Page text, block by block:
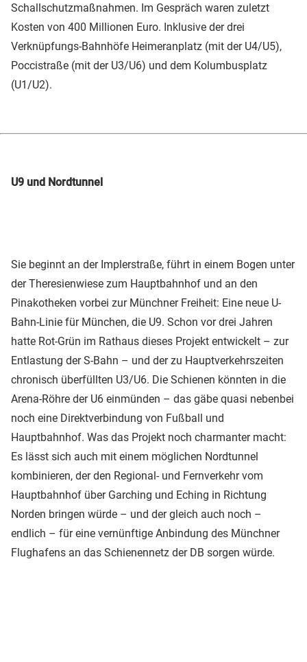
Schallschutzmaßnahmen. Im Gespräch waren zuletzt
Kosten von 400 Millionen Euro. Inklusive der drei
Verknüpfungs-Bahnhöfe Heimeranplatz (mit der U4/U5),
Poccistraße (mit der U3/U6) und dem Kolumbusplatz
(U1/U2).
U9 und Nordtunnel
Sie beginnt an der Implerstraße, führt in einem Bogen unter
der Theresienwiese zum Hauptbahnhof und an den
Pinakotheken vorbei zur Münchner Freiheit: Eine neue U-
Bahn-Linie für München, die U9. Schon vor drei Jahren
hatte Rot-Grün im Rathaus dieses Projekt entwickelt – zur
Entlastung der S-Bahn – und der zu Hauptverkehrszeiten
chronisch überfüllten U3/U6. Die Schienen könnten in die
Arena-Röhre der U6 einmünden – das gäbe quasi nebenbei
noch eine Direktverbindung von Fußball und
Hauptbahnhof. Was das Projekt noch charmanter macht:
Es lässt sich auch mit einem möglichen Nordtunnel
kombinieren, der den Regional- und Fernverkehr vom
Hauptbahnhof über Garching und Eching in Richtung
Norden bringen würde – und der gleich auch noch –
endlich – für eine vernünftige Anbindung des Münchner
Flughafens an das Schienennetz der DB sorgen würde.